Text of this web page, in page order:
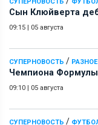
Сын Клюйверта
09:15 | 05 августа
СУПЕРНОВОСТЬ / РАЗНОЕ
Чемпиона
09:10 | 05 августа
СУПЕРНОВОСТЬ /